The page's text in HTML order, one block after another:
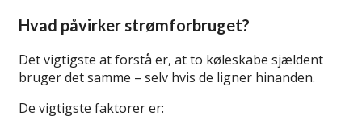
Hvad påvirker strømforbruget?
Det vigtigste at forstå er, at to køleskabe sjældent
bruger det samme – selv hvis de ligner hinanden.
De vigtigste faktorer er: